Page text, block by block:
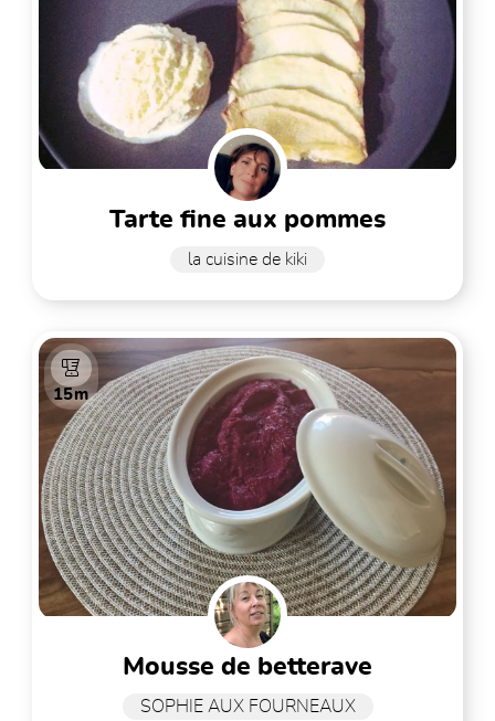
tarte fine aux pommes
la cuisine de kiki
15m
mousse de betterave
SOPHIE AUX FOURNEAUX